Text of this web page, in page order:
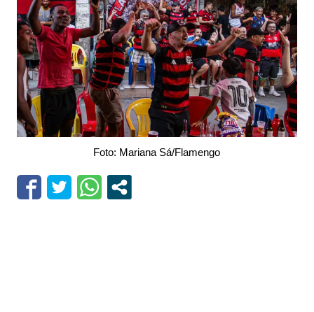
Foto: Mariana Sá/Flamengo